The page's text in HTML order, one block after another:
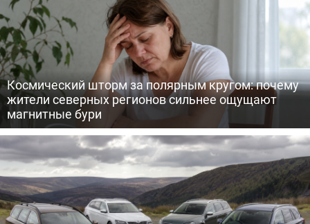
Космический шторм за полярным кругом: почему
жители северных регионов сильнее ощущают
магнитные бури